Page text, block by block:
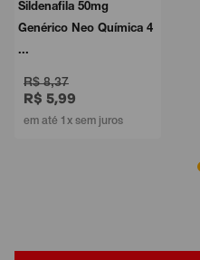
Sildenafila 50mg
Genérico Neo Química 4
...
R$ 8,37
R$ 5,99
em até 1x sem juros